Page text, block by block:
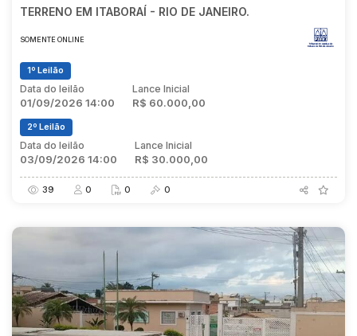
TERRENO EM ITABORAÍ - RIO DE JANEIRO.
SOMENTE ONLINE
1º Leilão
Data do leilão
01/09/2026 14:00
Lance Inicial
R$ 60.000,00
2º Leilão
Data do leilão
03/09/2026 14:00
Lance Inicial
R$ 30.000,00
39 0 0 0